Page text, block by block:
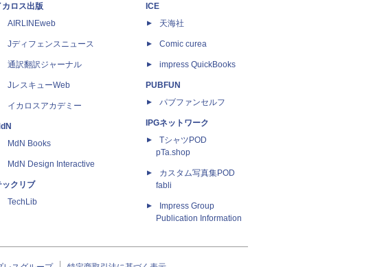
カロス出版
AIRLINEweb
Jディフェンスニュース
通訳翻訳ジャーナル
JレスキューWeb
イカロスアカデミー
MdN Books
MdN Design Interactive
ックリブ
TechLib
ICE
天海社
Comic curea
impress QuickBooks
PUBFUN
パブファンセルフ
IPGネットワーク
TシャツPOD
pTa.shop
カスタム写真集POD
fabli
Impress Group
Publication Information